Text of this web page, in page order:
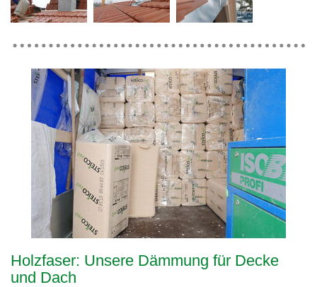
Holzfaser: Unsere Dämmung für Decke
und Dach